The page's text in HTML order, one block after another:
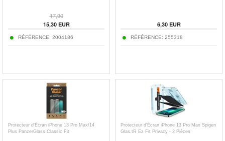
17,90
15,30EUR
RÉFÉRENCE: 2004186
6,30EUR
RÉFÉRENCE: 255318
Protecteur d'Écran iPhone 13 Pro Max/14
Plus PanzerGlass Classic Fit
Protecteur d'Écran iPhone 13 Pro Max Spigen
Glas.tR Ez Fit Privacy - 2 Pièces